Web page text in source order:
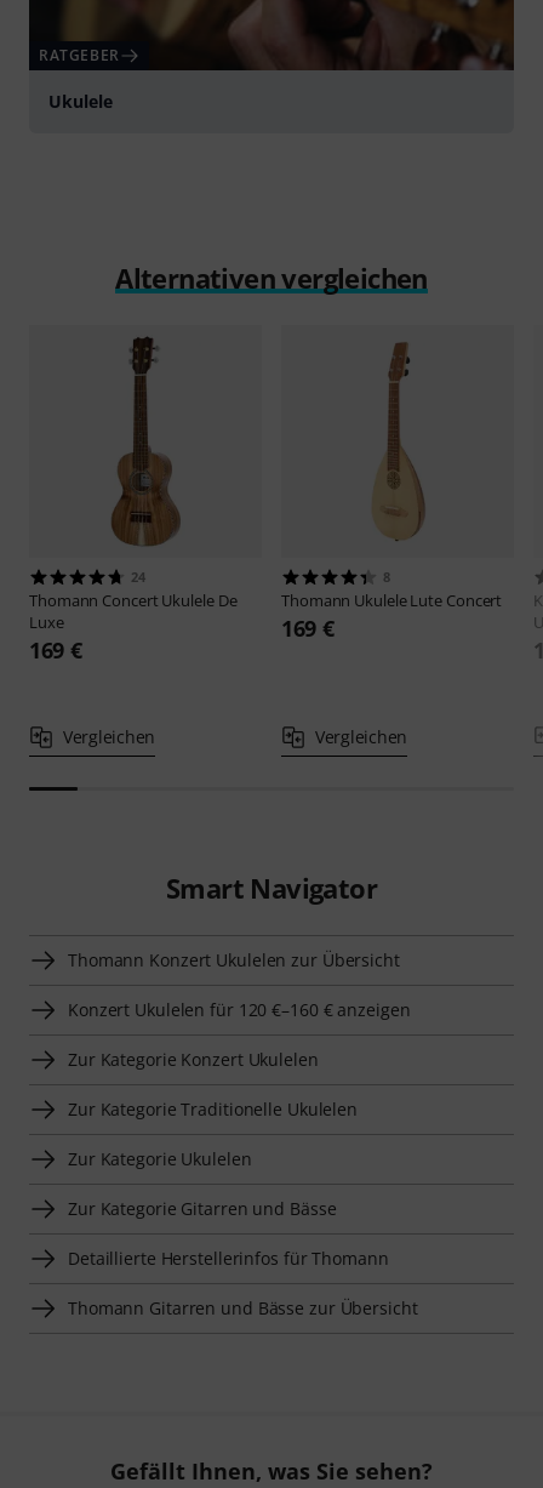
RATGEBER
Ukulele
Alternativen vergleichen
24
Thomann Concert Ukulele De
Luxe
169 €
Vergleichen
8
Thomann Ukulele Lute Concert
169 €
Vergleichen
Smart Navigator
Thomann Konzert Ukulelen zur Übersicht
Konzert Ukulelen für 120 €–160 € anzeigen
Zur Kategorie Konzert Ukulelen
Zur Kategorie Traditionelle Ukulelen
Zur Kategorie Ukulelen
Zur Kategorie Gitarren und Bässe
Detaillierte Herstellerinfos für Thomann
Thomann Gitarren und Bässe zur Übersicht
Gefällt Ihnen, was Sie sehen?